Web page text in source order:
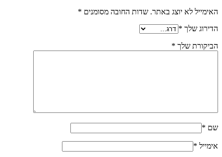
האימייל לא יוצג באתר. שדות החובה מסומנים *
הדירוג שלך *
הביקורת שלך *
שם *
אימייל *